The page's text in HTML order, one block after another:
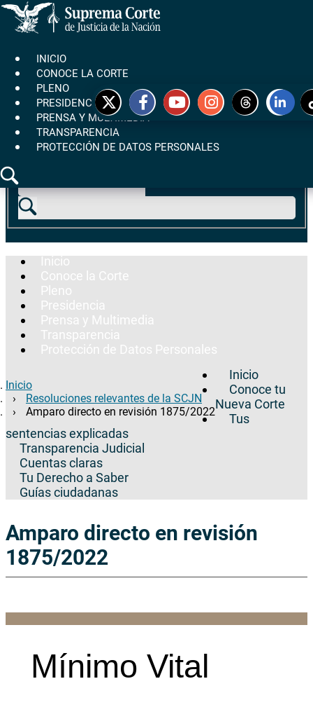
Pasar
al
Main
navigation
INICIO
CONOCE LA CORTE
PLENO
PRESIDENCIA
PRENSA Y MULTIMEDIA
TRANSPARENCIA
PROTECCIÓN DE DATOS PERSONALES
Buscador Jurídico
Buscar
Buscador Jurídico
Buscar
navigation
Inicio
Conoce la Corte
Pleno
Presidencia
Prensa y Multimedia
Transparencia
Protección de Datos Personales
Inicio
Resoluciones relevantes de la SCJN
Amparo directo en revisión 1875/2022
Secciones
Transparencia
Inicio
Conoce tu
Nueva Corte
Tus
sentencias explicadas
Transparencia Judicial
Cuentas claras
Tu Derecho a Saber
Guías ciudadanas
Amparo directo en revisión
1875/2022
Mínimo Vital